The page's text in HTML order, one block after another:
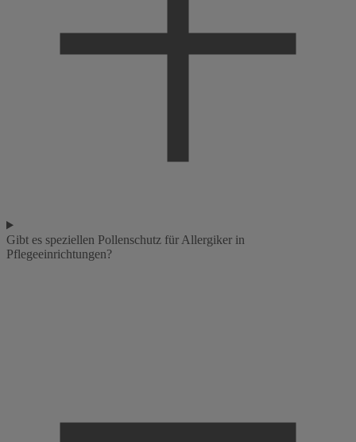
Gibt es speziellen Pollenschutz für Allergiker in
Pflegeeinrichtungen?